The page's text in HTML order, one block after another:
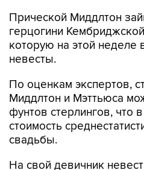
Прической Миддлтон
герцогини
которую на этой неделе
невесты.
По оценкам экспертов,
Миддлтон и Мэттьюса
фунтов стерлингов, что
стоимость
свадьбы.
На свой девичник